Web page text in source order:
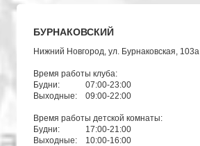
БУРНАКОВСКИЙ
Нижний Новгород, ул. Бурнаковская, 103а
Время работы клуба:
Будни:
07:00-23:00
Выходные:
09:00-22:00
Время работы детской комнаты:
Будни:
17:00-21:00
Выходные:
10:00-16:00